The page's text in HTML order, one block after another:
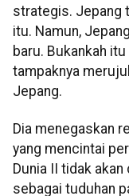
strategis. Jepang
itu. Namun,
baru. Bukankah
tampaknya
Jepang.
Dia menegaskan
yang mencintai
Dunia II tidak
sebagai tuduhan